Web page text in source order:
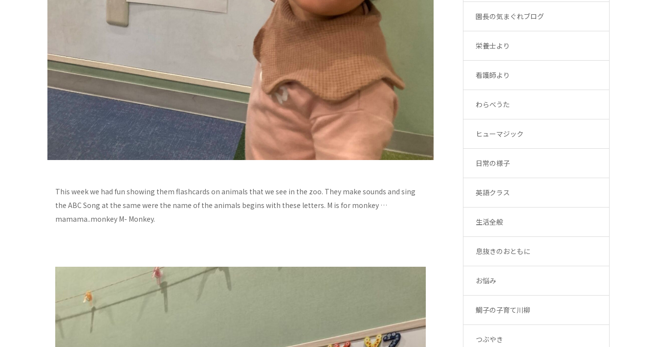
This week we had fun showing them flashcards on animals that we see in the zoo. They make sounds and sing
the ABC Song at the same were the name of the animals begins with these letters. M is for monkey …
mamama..monkey M- Monkey.
園長の気まぐれブログ
栄養士より
看護師より
わらべうた
ヒューマジック
日常の様子
英語クラス
生活全般
息抜きのおともに
お悩み
鯛子の子育て川柳
つぶやき